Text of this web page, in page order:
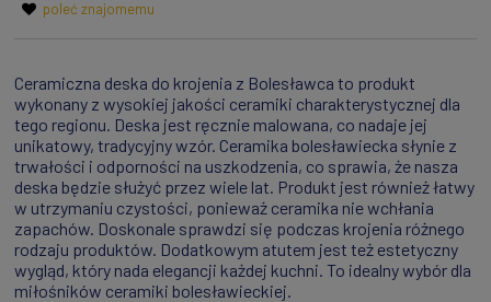
poleć znajomemu
Ceramiczna deska do krojenia z Bolesławca to produkt
wykonany z wysokiej jakości ceramiki charakterystycznej dla
tego regionu. Deska jest ręcznie malowana, co nadaje jej
unikatowy, tradycyjny wzór. Ceramika bolesławiecka słynie z
trwałości i odporności na uszkodzenia, co sprawia, że nasza
deska będzie służyć przez wiele lat. Produkt jest również łatwy
w utrzymaniu czystości, ponieważ ceramika nie wchłania
zapachów. Doskonale sprawdzi się podczas krojenia różnego
rodzaju produktów. Dodatkowym atutem jest też estetyczny
wygląd, który nada elegancji każdej kuchni. To idealny wybór dla
miłośników ceramiki bolesławieckiej.